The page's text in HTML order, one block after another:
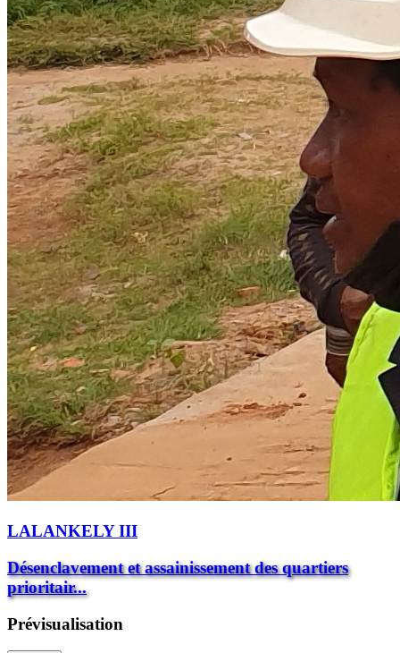
LALANKELY III
Désenclavement et assainissement des quartiers
prioritair...
Prévisualisation